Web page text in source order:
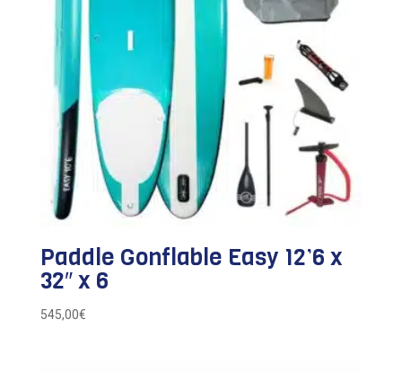
Paddle Gonflable Easy 12’6 x
32″ x 6
545,00€